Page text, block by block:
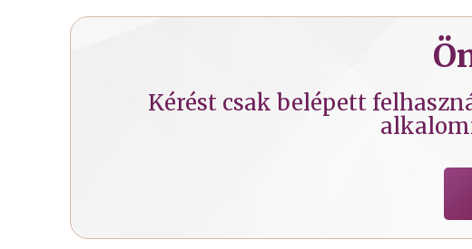
Kérést csak belépett